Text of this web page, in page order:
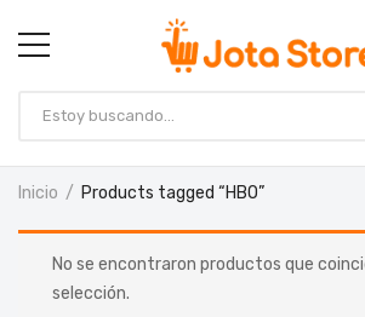
Inicio Products tagged “HBO”
No se encontraron productos que
selección.